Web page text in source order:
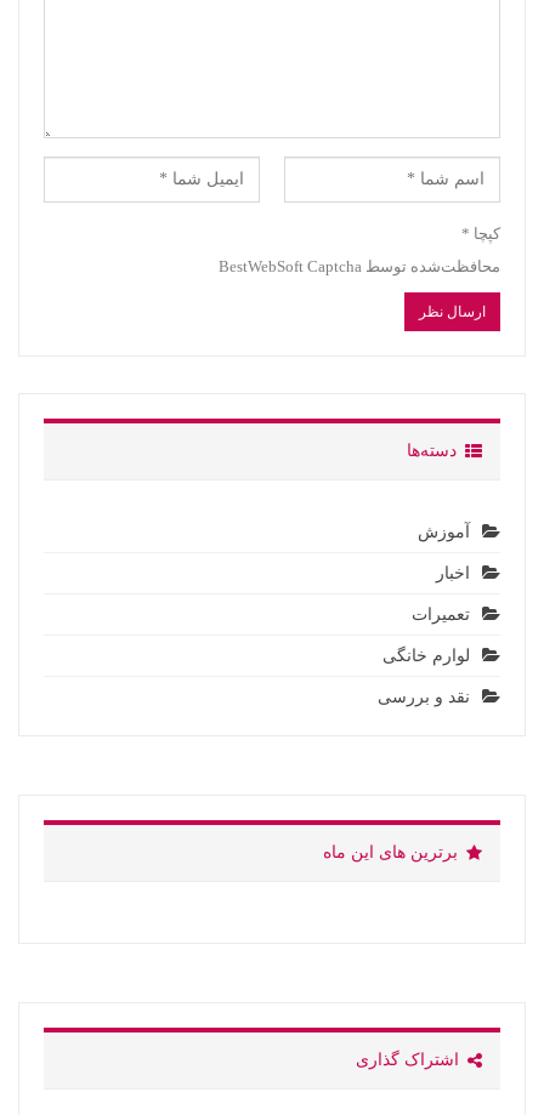
کپچا *
محافظت‌شده توسط BestWebSoft Captcha
دسته‌ها
آموزش
اخبار
تعمیرات
لوارم خانگی
نقد و بررسی
برترین های این ماه
اشتراک گذاری